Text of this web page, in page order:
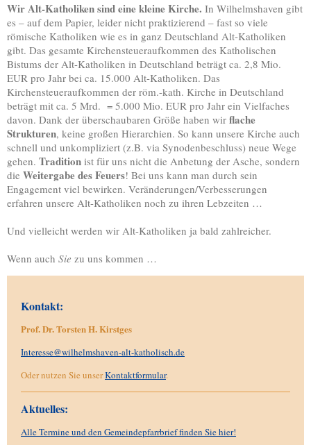
Wir Alt-Katholiken sind eine kleine Kirche. In Wilhelmshaven gibt
es – auf dem Papier, leider nicht praktizierend – fast so viele
römische Katholiken wie es in ganz Deutschland Alt-Katholiken
gibt. Das gesamte Kirchensteueraufkommen des Katholischen
Bistums der Alt-Katholiken in Deutschland beträgt ca. 2,8 Mio.
EUR pro Jahr bei ca. 15.000 Alt-Katholiken. Das
Kirchensteueraufkommen der röm.-kath. Kirche in Deutschland
beträgt mit ca. 5 Mrd. = 5.000 Mio. EUR pro Jahr ein Vielfaches
davon. Dank der überschaubaren Größe haben wir flache
Strukturen, keine großen Hierarchien. So kann unsere Kirche auch
schnell und unkompliziert (z.B. via Synodenbeschluss) neue Wege
gehen. Tradition ist für uns nicht die Anbetung der Asche, sondern
die Weitergabe des Feuers! Bei uns kann man durch sein
Engagement viel bewirken. Veränderungen/Verbesserungen
erfahren unsere Alt-Katholiken noch zu ihren Lebzeiten …
Und vielleicht werden wir Alt-Katholiken ja bald zahlreicher.
Wenn auch Sie zu uns kommen …
Kontakt:
Prof. Dr. Torsten H. Kirstges
Interesse@wilhelmshaven-alt-katholisch.de
Oder nutzen Sie unserKontaktformular.
Aktuelles:
Alle Termine und den Gemeindepfarrbrief finden Sie hier!